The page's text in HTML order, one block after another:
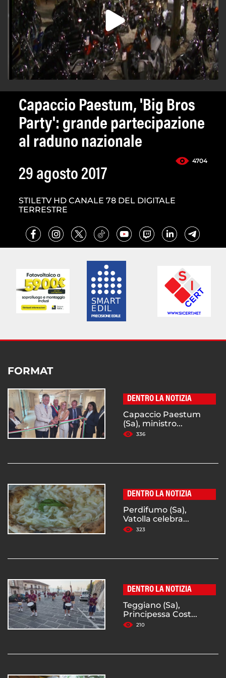
Capaccio Paestum, 'Big Bros
Party': grande partecipazione
al raduno nazionale
4704
29 agosto 2017
STILETV HD CANALE 78 DEL DIGITALE
TERRESTRE
FORMAT
DENTRO LA NOTIZIA
Capaccio Paestum
(Sa), ministro...
336
DENTRO LA NOTIZIA
Perdifumo (Sa),
Vatolla celebra...
323
DENTRO LA NOTIZIA
Teggiano (Sa),
Principessa Cost...
210